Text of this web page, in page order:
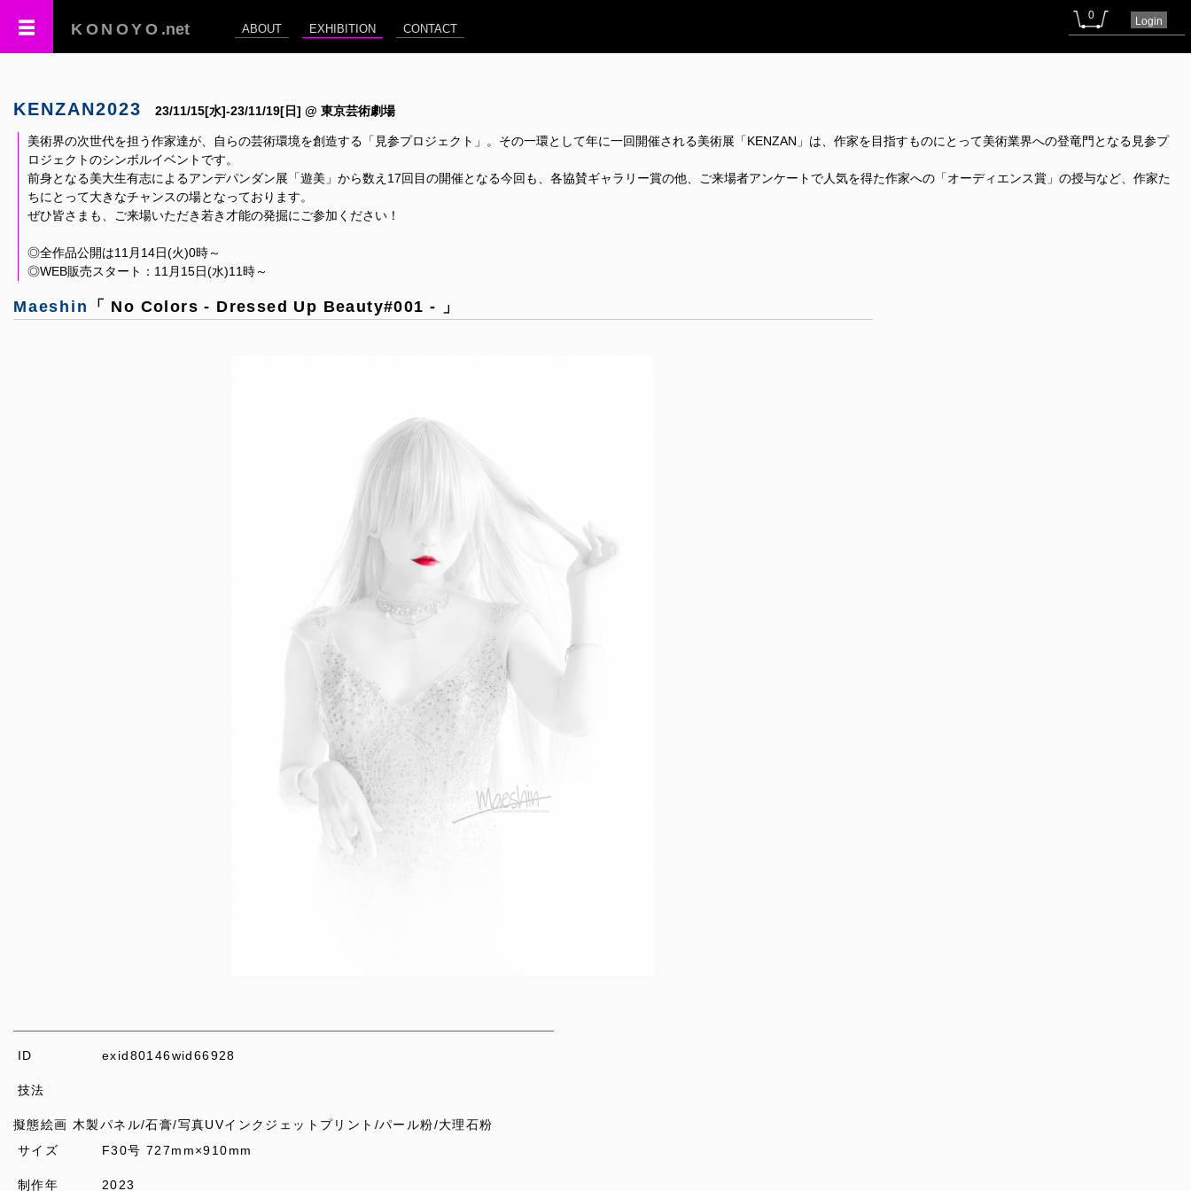
KONOYO .net ABOUT EXHIBITION CONTACT
0 Login
KENZAN2023 23/11/15[水]-23/11/19[日] @ 東京芸術劇場
美術界の次世代を担う作家達が、自らの芸術環境を創造する「見参プロジェクト」。その一環として年に一回開催される美術展「KENZAN」は、作家を目指すものにとって美術業界への登竜門となる見参プ
ロジェクトのシンボルイベントです。
前身となる美大生有志によるアンデパンダン展「遊美」から数え17回目の開催となる今回も、各協賛ギャラリー賞の他、ご来場者アンケートで人気を得た作家への「オーディエンス賞」の授与など、作家た
ちにとって大きなチャンスの場となっております。
ぜひ皆さまも、ご来場いただき若き才能の発掘にご参加ください！
◎全作品公開は11月14日(火)0時～
◎WEB販売スタート：11月15日(水)11時～
Maeshin 「 No Colors - Dressed Up Beauty#001 - 」
ID exid80146wid66928
技法
擬態絵画 木製パネル/石膏/写真UVインクジェットプリント/パール粉/大理石粉
サイズ
F30号 727mm×910mm
制作年 2023